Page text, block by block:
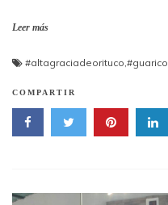
Leer más
#altagraciadeorituco,#guarico
COMPARTIR